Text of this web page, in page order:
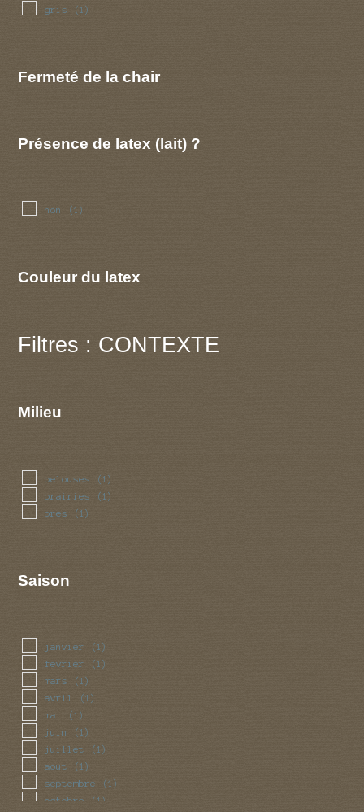
gris (1)
Fermeté de la chair
Présence de latex (lait) ?
non (1)
Couleur du latex
Filtres : CONTEXTE
Milieu
pelouses (1)
prairies (1)
pres (1)
Saison
janvier (1)
fevrier (1)
mars (1)
avril (1)
mai (1)
juin (1)
juillet (1)
aout (1)
septembre (1)
octobre (1)